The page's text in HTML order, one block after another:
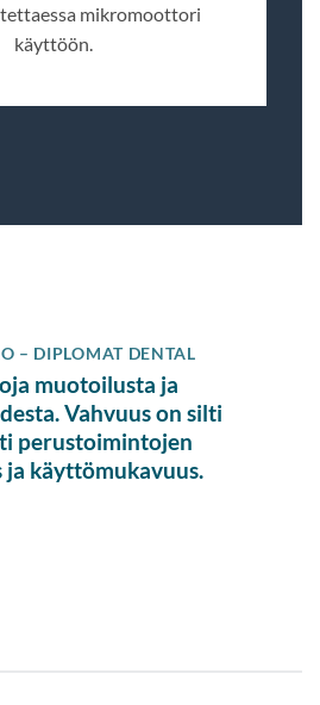
mikromoottori
käyttöön.
– DIPLOMAT DENTAL
muotoilusta ja
Vahvuus on silti
perustoimintojen
käyttömukavuus.